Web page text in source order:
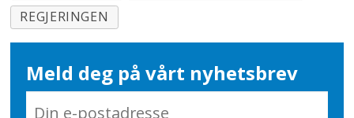
REGJERINGEN
Meld deg på vårt nyhetsbrev